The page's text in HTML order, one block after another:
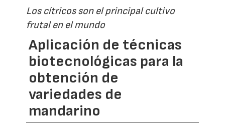
Los cítricos son el principal cultivo
frutal en el mundo
Aplicación de técnicas
biotecnológicas para la
obtención de
variedades de
mandarino